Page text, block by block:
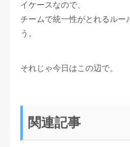
イケースなので、
チームで統一性がとれるルー
う。
それじゃ今日はこの辺で。
関連記事